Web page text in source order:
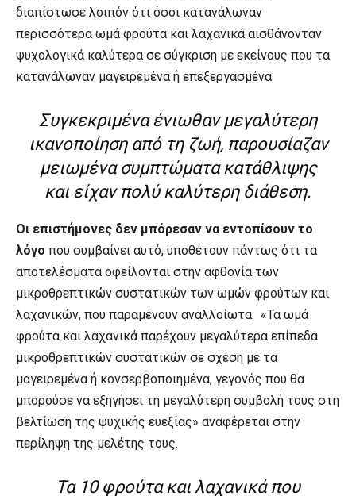
διαπίστωσε λοιπόν ότι όσοι κατανάλωναν
περισσότερα ωμά φρούτα και λαχανικά αισθάνονταν
ψυχολογικά καλύτερα σε σύγκριση με εκείνους που τα
κατανάλωναν μαγειρεμένα ή επεξεργασμένα.
Συγκεκριμένα ένιωθαν μεγαλύτερη
ικανοποίηση από τη ζωή, παρουσίαζαν
μειωμένα συμπτώματα κατάθλιψης
και είχαν πολύ καλύτερη διάθεση.
Οι επιστήμονες δεν μπόρεσαν να εντοπίσουν το
λόγο που συμβαίνει αυτό, υποθέτουν πάντως ότι τα
αποτελέσματα οφείλονται στην αφθονία των
μικροθρεπτικών συστατικών των ωμών φρούτων και
λαχανικών, που παραμένουν αναλλοίωτα. «Τα ωμά
φρούτα και λαχανικά παρέχουν μεγαλύτερα επίπεδα
μικροθρεπτικών συστατικών σε σχέση με τα
μαγειρεμένα ή κονσερβοποιημένα, γεγονός που θα
μπορούσε να εξηγήσει τη μεγαλύτερη συμβολή τους στη
βελτίωση της ψυχικής ευεξίας» αναφέρεται στην
περίληψη της μελέτης τους.
Τα 10 φρούτα και λαχανικά που